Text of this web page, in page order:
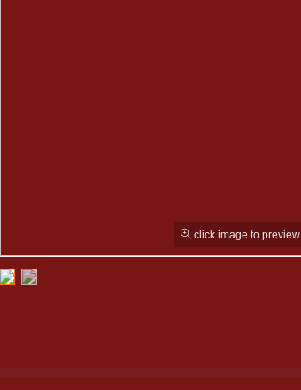
click image to preview